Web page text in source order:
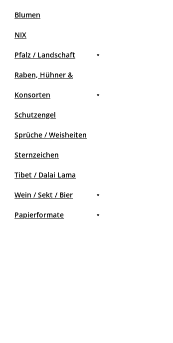
Blumen
NIX
Pfalz / Landschaft
Raben, Hühner &
Konsorten
Schutzengel
Sprüche / Weisheiten
Sternzeichen
Tibet / Dalai Lama
Wein / Sekt / Bier
Papierformate